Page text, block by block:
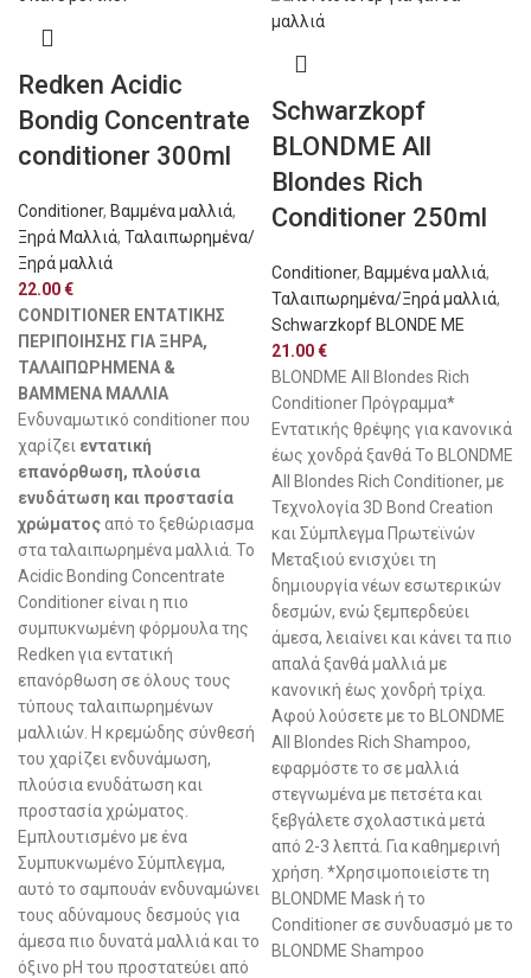
Redken Acidic
Bondig Concentrate
conditioner 300ml
Conditioner, Βαμμένα μαλλιά,
Ξηρά Μαλλιά, Ταλαιπωρημένα/
Ξηρά μαλλιά
22.00€
CONDITIONER ΕΝΤΑΤΙΚΗΣ
ΠΕΡΙΠΟΙΗΣΗΣ ΓΙΑ ΞΗΡΑ,
ΤΑΛΑΙΠΩΡΗΜΕΝΑ &
ΒΑΜΜΕΝΑ ΜΑΛΛΙΑ
Ενδυναμωτικό conditioner που
χαρίζει εντατική
επανόρθωση, πλούσια
ενυδάτωση και προστασία
χρώματοςαπό το ξεθώριασμα
στα ταλαιπωρημένα μαλλιά. Το
Acidic Bonding Concentrate
Conditioner είναι η πιο
συμπυκνωμένη φόρμουλα της
Redken για εντατική
επανόρθωση σε όλους τους
τύπους ταλαιπωρημένων
μαλλιών. Η κρεμώδης σύνθεσή
του χαρίζει ενδυνάμωση,
πλούσια ενυδάτωση και
προστασία χρώματος.
Εμπλουτισμένο με ένα
Συμπυκνωμένο Σύμπλεγμα,
αυτό το σαμπουάν ενδυναμώνει
τους αδύναμους δεσμούς για
άμεσα πιο δυνατά μαλλιά και το
όξινο pH του προστατεύει από
Schwarzkopf
BLONDME All
Blondes Rich
Conditioner 250ml
Conditioner, Βαμμένα μαλλιά,
Ταλαιπωρημένα/Ξηρά μαλλιά,
Schwarzkopf BLONDE ME
21.00€
BLONDME All Blondes Rich
Conditioner Πρόγραμμα*
Εντατικής θρέψης για κανονικά
έως χονδρά ξανθά To BLONDME
All Blondes Rich Conditioner, με
Τεχνολογία 3D Bond Creation
και Σύμπλεγμα Πρωτεϊνών
Μεταξιού ενισχύει τη
δημιουργία νέων εσωτερικών
δεσμών, ενώ ξεμπερδεύει
άμεσα, λειαίνει και κάνει τα πιο
απαλά ξανθά μαλλιά με
κανονική έως χονδρή τρίχα.
Αφού λούσετε με το BLONDME
All Blondes Rich Shampoo,
εφαρμόστε το σε μαλλιά
στεγνωμένα με πετσέτα και
ξεβγάλετε σχολαστικά μετά
από 2-3 λεπτά. Για καθημερινή
χρήση. *Χρησιμοποιείστε τη
BLONDME Mask ή το
Conditioner σε συνδυασμό με το
BLONDME Shampoo